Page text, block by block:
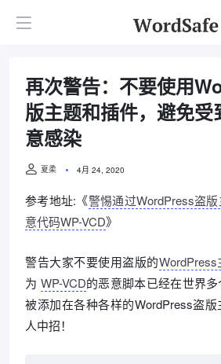
再次警告：不要使用
版主题和插件，避免受
意感染
夏柔 4月 24, 2020
参考地址:《警惕通过WordPress盗
意代码WP-VCD》
警告大家不要使用盗版的WordPress
为 WP-VCD的恶意脚本已经在世界多
被添加在各种各样的WordPress盗
人中招！